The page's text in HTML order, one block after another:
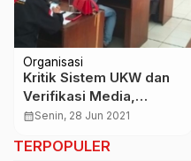
Organisasi
Kritik Sistem UKW dan
Verifikasi Media,
Majelis Pers Serukan
Koridor Regulasi
calendar_monthSenin, 28 Jun 2021
TERPOPULER